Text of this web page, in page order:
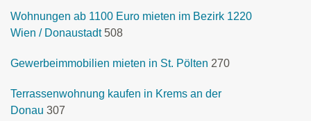
Wohnungen ab 1100 Euro mieten im Bezirk 1220
Wien / Donaustadt 508
Gewerbeimmobilien mieten in St. Pölten 270
Terrassenwohnung kaufen in Krems an der
Donau 307